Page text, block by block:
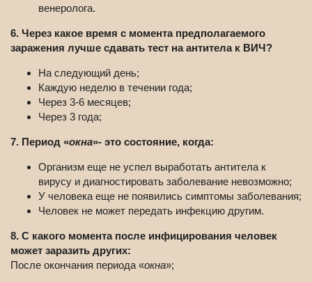
венеролога.
6. Через какое время с момента предполагаемого
заражения лучше сдавать тест на антитела к ВИЧ?
На следующий день;
Каждую неделю в течении года;
Через 3-6 месяцев;
Через 3 года;
7. Период «окна»- это состояние, когда:
Организм еще не успел выработать антитела к
вирусу и диагностировать заболевание невозможно;
У человека еще не появились симптомы заболевания;
Человек не может передать инфекцию другим.
8. С какого момента после инфицирования человек
может заразить других:
После окончания периода «окна»;